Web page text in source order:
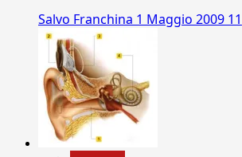
Salvo Franchina 1 Maggio 2009 11